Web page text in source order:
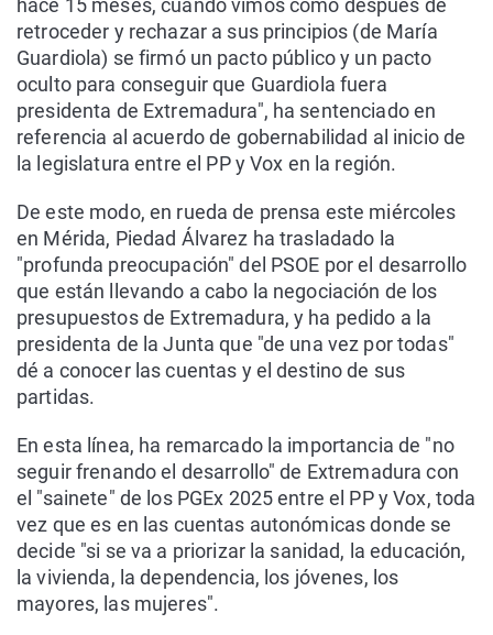
hace 15 meses, cuando vimos cómo después de
retroceder y rechazar a sus principios (de María
Guardiola) se firmó un pacto público y un pacto
oculto para conseguir que Guardiola fuera
presidenta de Extremadura", ha sentenciado en
referencia al acuerdo de gobernabilidad al inicio de
la legislatura entre el PP y Vox en la región.
De este modo, en rueda de prensa este miércoles
en Mérida, Piedad Álvarez ha trasladado la
"profunda preocupación" del PSOE por el desarrollo
que están llevando a cabo la negociación de los
presupuestos de Extremadura, y ha pedido a la
presidenta de la Junta que "de una vez por todas"
dé a conocer las cuentas y el destino de sus
partidas.
En esta línea, ha remarcado la importancia de "no
seguir frenando el desarrollo" de Extremadura con
el "sainete" de los PGEx 2025 entre el PP y Vox, toda
vez que es en las cuentas autonómicas donde se
decide "si se va a priorizar la sanidad, la educación,
la vivienda, la dependencia, los jóvenes, los
mayores, las mujeres".